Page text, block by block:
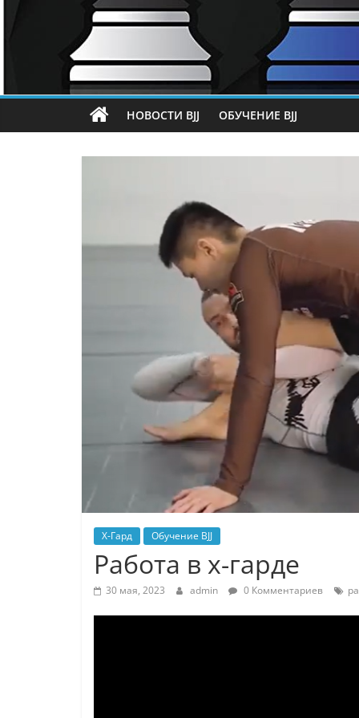
НОВОСТИ BJJ ОБУЧЕНИЕ BJJ
X-Гард Обучение BJJ
Работа в x-гарде
30 мая, 2023 admin 0 Комментариев